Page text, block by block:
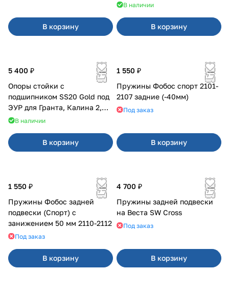
В корзину
В наличии
В корзину
5 400 ₽
Опоры стойки с
подшипником SS20 Gold под
ЭУР для Гранта, Калина 2,
Datsun
В наличии
В корзину
1 550 ₽
Пружины Фобос спорт 2101-
2107 задние (-40мм)
Под заказ
В корзину
1 550 ₽
Пружины Фобос задней
подвески (Спорт) с
занижением 50 мм 2110-2112
Под заказ
В корзину
4 700 ₽
Пружины задней подвески
на Веста SW Cross
Под заказ
В корзину